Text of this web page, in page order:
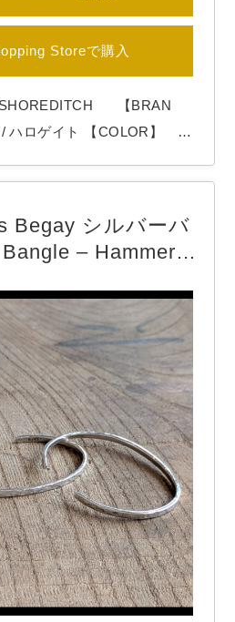
Storeで購入
【BRAN
ハロゲイト 【COLOR】 Bl
分にダイヤモ
われています。 made in
Begay シルバーバ
– Hammere